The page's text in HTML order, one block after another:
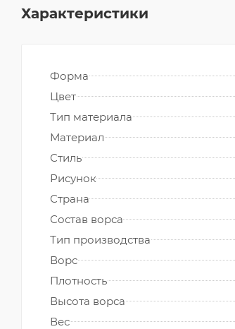
Характеристики
Форма
Цвет
Тип материала
Материал
Стиль
Рисунок
Страна
Состав ворса
Тип производства
Ворс
Плотность
Высота ворса
Вес